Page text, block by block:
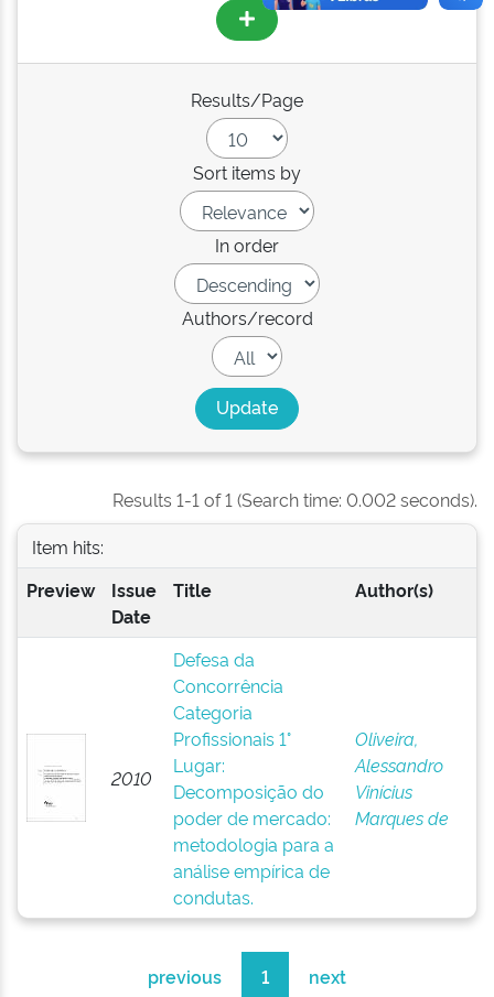
Results/Page
Sort items by
In order
Authors/record
Results 1-1 of 1 (Search time: 0.002 seconds).
Item hits:
Preview
Issue
Date
Title Author(s)
2010
Defesa da
Concorrência
Categoria
Profissionais 1°
Lugar:
Decomposição do
poder de mercado:
metodologia para a
análise empírica de
condutas.
Oliveira,
Alessandro
Vinícius
Marques de
previous 1 next